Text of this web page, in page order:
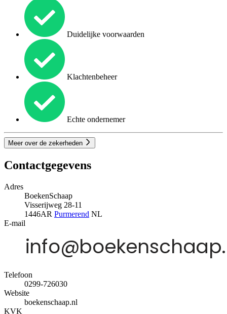
Duidelijke voorwaarden
Klachtenbeheer
Echte ondernemer
Meer over de zekerheden
Contactgegevens
Adres
BoekenSchaap
Visserijweg 28-11
1446AR Purmerend NL
E-mail
Telefoon
0299-726030
Website
boekenschaap.nl
KVK